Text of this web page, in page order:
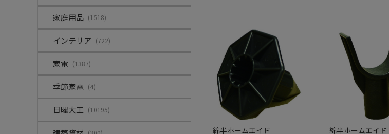
家庭用品 (1518)
インテリア (722)
家電 (1387)
季節家電 (4)
日曜大工 (10195)
綿半ホームエイド
綿半ホームエイド